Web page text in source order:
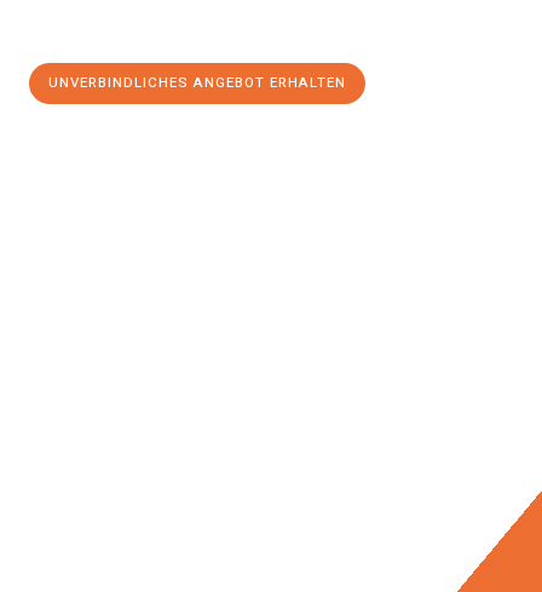
UNVERBINDLICHES ANGEBOT ERHALTEN